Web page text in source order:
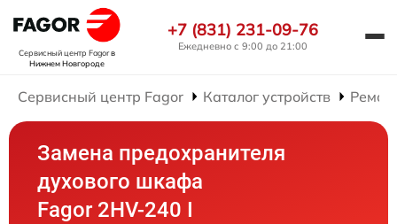
Сервисный центр Fagorв
Нижнем Новгороде
+7 (831) 231-09-76
Ежедневно с 9:00 до 21:00
Сервисный центр Fagor Каталог устройств
Замена предохранителя
духового шкафа
Fagor 2HV-240 I